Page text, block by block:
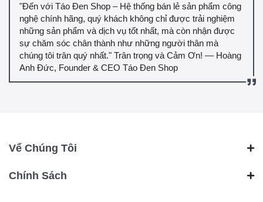
"Đến với Táo Đen Shop – Hệ thống bán lẻ sản phẩm công
nghệ chính hãng, quý khách không chỉ được trải nghiệm
những sản phẩm và dịch vụ tốt nhất, mà còn nhận được
sự chăm sóc chân thành như những người thân mà
chúng tôi trân quý nhất." Trân trọng và Cảm Ơn! — Hoàng
Anh Đức, Founder & CEO Táo Đen Shop
Vể Chúng Tôi
Chính Sách